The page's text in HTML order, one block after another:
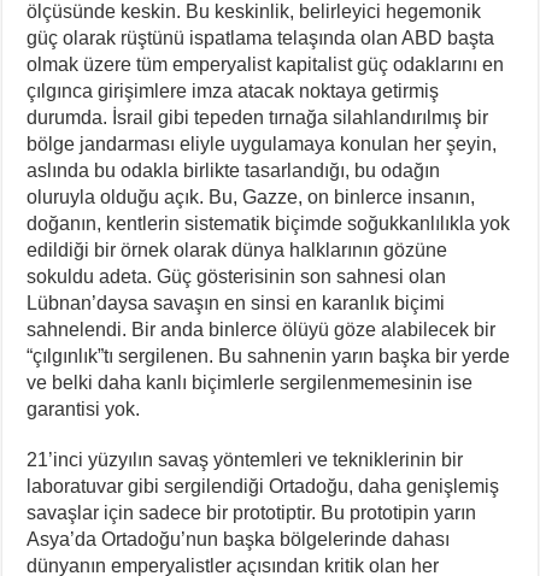
ölçüsünde keskin. Bu keskinlik, belirleyici hegemonik
güç olarak rüştünü ispatlama telaşında olan ABD başta
olmak üzere tüm emperyalist kapitalist güç odaklarını en
çılgınca girişimlere imza atacak noktaya getirmiş
durumda. İsrail gibi tepeden tırnağa silahlandırılmış bir
bölge jandarması eliyle uygulamaya konulan her şeyin,
aslında bu odakla birlikte tasarlandığı, bu odağın
oluruyla olduğu açık. Bu, Gazze, on binlerce insanın,
doğanın, kentlerin sistematik biçimde soğukkanlılıkla yok
edildiği bir örnek olarak dünya halklarının gözüne
sokuldu adeta. Güç gösterisinin son sahnesi olan
Lübnan’daysa savaşın en sinsi en karanlık biçimi
sahnelendi. Bir anda binlerce ölüyü göze alabilecek bir
“çılgınlık”tı sergilenen. Bu sahnenin yarın başka bir yerde
ve belki daha kanlı biçimlerle sergilenmemesinin ise
garantisi yok.
21’inci yüzyılın savaş yöntemleri ve tekniklerinin bir
laboratuvar gibi sergilendiği Ortadoğu, daha genişlemiş
savaşlar için sadece bir prototiptir. Bu prototipin yarın
Asya’da Ortadoğu’nun başka bölgelerinde dahası
dünyanın emperyalistler açısından kritik olan her